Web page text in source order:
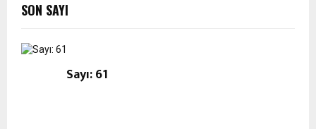
SON SAYI
Sayı: 61